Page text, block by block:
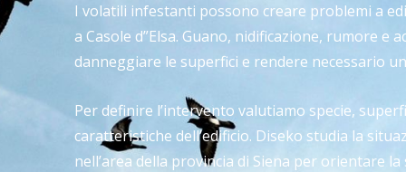
I volatili infestanti possono creare problemi a
a Casole d”Elsa. Guano, nidificazione, rumore e
danneggiare le superfici e rendere necessario
Per definire l’intervento valutiamo specie,
caratteristiche dell’edificio. Diseko studia la
nell’area della provincia di Siena per orientare la